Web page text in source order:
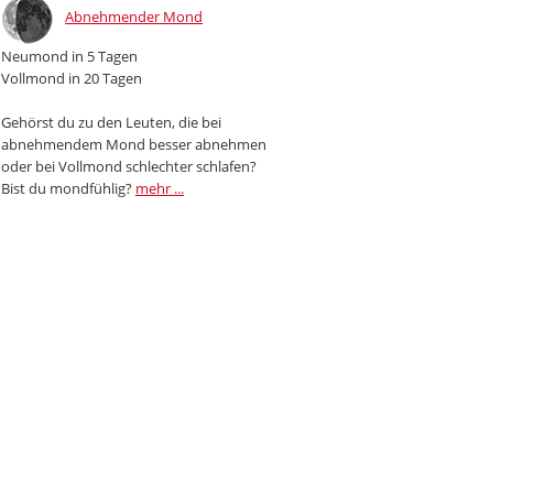
Abnehmender Mond
Neumond in 5 Tagen
Vollmond in 20 Tagen
Gehörst du zu den Leuten, die bei
abnehmendem Mond besser abnehmen
oder bei Vollmond schlechter schlafen?
Bist du mondfühlig? mehr ...